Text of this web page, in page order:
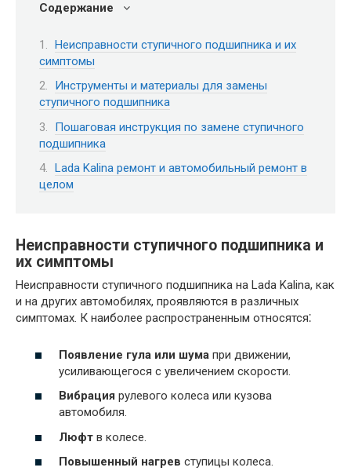
Содержание
Неисправности ступичного подшипника и их
симптомы
Инструменты и материалы для замены
ступичного подшипника
Пошаговая инструкция по замене ступичного
подшипника
Lada Kalina ремонт и автомобильный ремонт в
целом
Неисправности ступичного подшипника и
их симптомы
Неисправности ступичного подшипника на Lada Kalina, как
и на других автомобилях, проявляются в различных
симптомах. К наиболее распространенным относятся⁚
Появление гула или шума при движении,
усиливающегося с увеличением скорости.
Вибрация рулевого колеса или кузова
автомобиля.
Люфт в колесе.
Повышенный нагрев ступицы колеса.